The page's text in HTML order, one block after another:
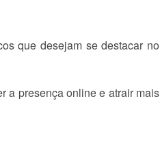
que desejam se destacar no
a presença online e atrair mais